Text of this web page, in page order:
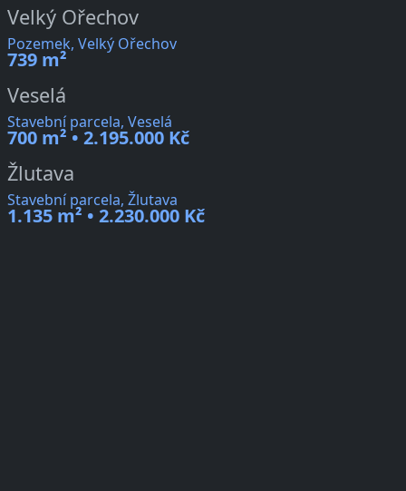
Velký Ořechov
Pozemek, Velký Ořechov
739 m²
Veselá
Stavební parcela, Veselá
700 m² • 2.195.000 Kč
Žlutava
Stavební parcela, Žlutava
1.135 m² • 2.230.000 Kč